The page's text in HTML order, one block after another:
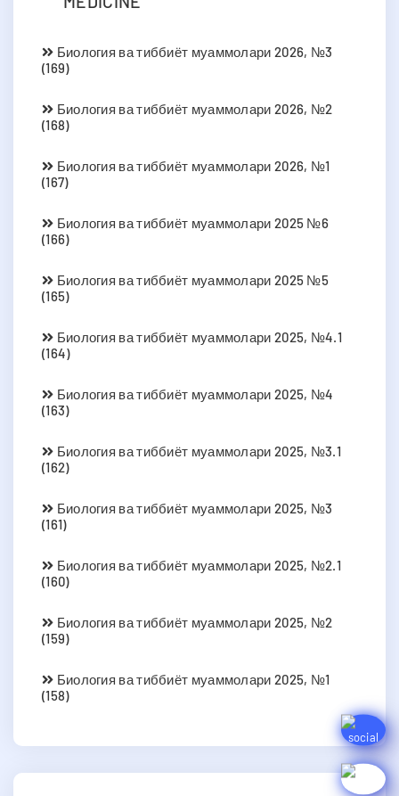
Биология ва тиббиёт муаммолари 2026, №3
(169)
Биология ва тиббиёт муаммолари 2026, №2
(168)
Биология ва тиббиёт муаммолари 2026, №1
(167)
Биология ва тиббиёт муаммолари 2025 №6
(166)
Биология ва тиббиёт муаммолари 2025 №5
(165)
Биология ва тиббиёт муаммолари 2025, №4.1
(164)
Биология ва тиббиёт муаммолари 2025, №4
(163)
Биология ва тиббиёт муаммолари 2025, №3.1
(162)
Биология ва тиббиёт муаммолари 2025, №3
(161)
Биология ва тиббиёт муаммолари 2025, №2.1
(160)
Биология ва тиббиёт муаммолари 2025, №2
(159)
Биология ва тиббиёт муаммолари 2025, №1
(158)